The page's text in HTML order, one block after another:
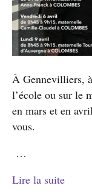
À Gennevilliers,
l’école ou sur le
en mars et en
vous.
…
Lire la suite